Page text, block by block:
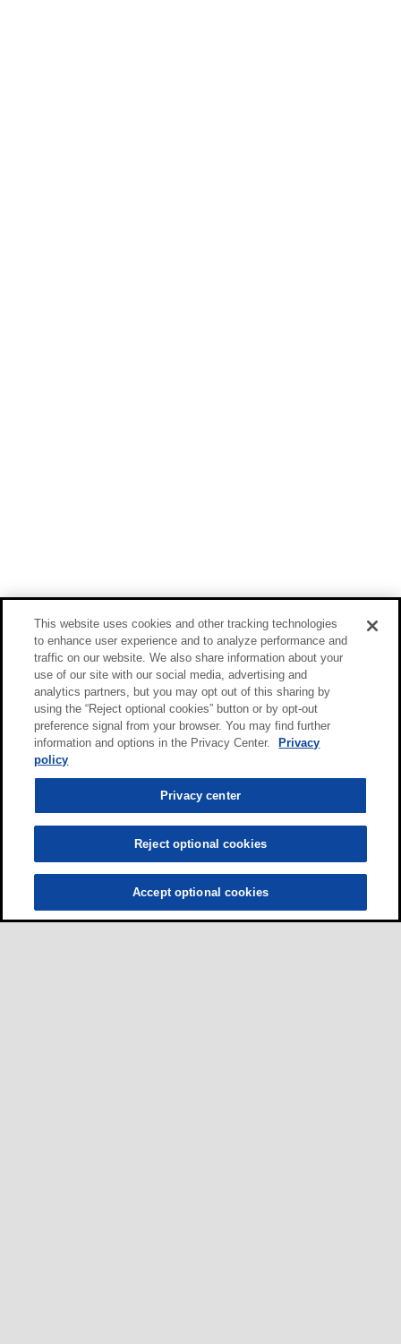
This website uses cookies and other tracking technologies
to enhance user experience and to analyze performance and
traffic on our website. We also share information about your
use of our site with our social media, advertising and
analytics partners, but you may opt out of this sharing by
using the “Reject optional cookies” button or by opt-out
preference signal from your browser. You may find further
information and options in the Privacy Center.
Privacy
policy
Privacy center
Reject optional cookies
Accept optional cookies